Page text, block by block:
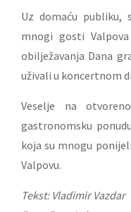
Uz domaću publiku,
mnogi gosti
obilježavanja Dana
uživali u koncertnom
Veselje na
gastronomsku
koja su mnogu
Valpovu.
Tekst: Vladimir Vazdar